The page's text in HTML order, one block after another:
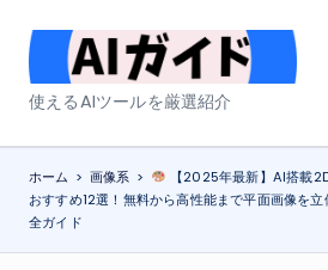
Skip
content
A
ガ
イ
ド
使えるAIツールを厳選紹介
ホーム > 画像系 >
【2025年最新】AI搭載
おすすめ12選！無料から高性能まで平面画像を
全ガイド